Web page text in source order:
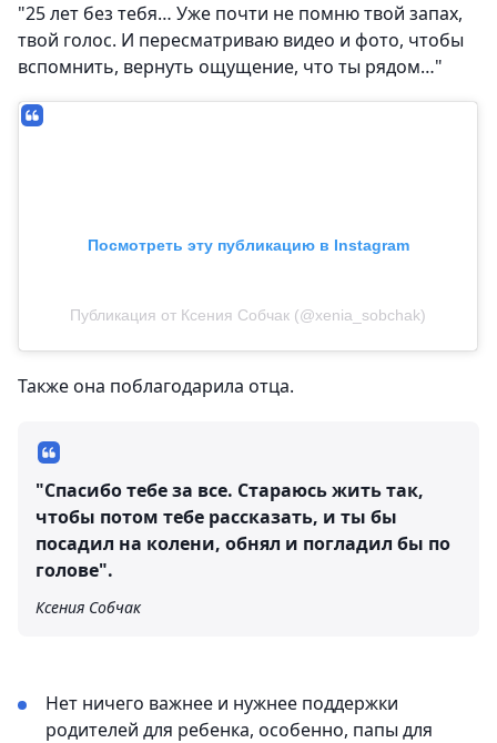
"25 лет без тебя… Уже почти не помню твой запах,
твой голос. И пересматриваю видео и фото, чтобы
вспомнить, вернуть ощущение, что ты рядом…"
Посмотреть эту публикацию в Instagram
Публикация от Ксения Собчак (@xenia_sobchak)
Также она поблагодарила отца.
"Спасибо тебе за все. Стараюсь жить так,
чтобы потом тебе рассказать, и ты бы
посадил на колени, обнял и погладил бы по
голове".
Ксения Собчак
Нет ничего важнее и нужнее поддержки
родителей для ребенка, особенно, папы для